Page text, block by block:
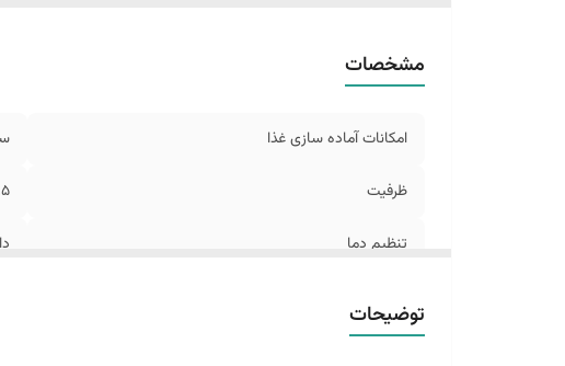
مشخصات
امکانات آماده سازی غذا
ظرفیت
تنظیم دما
توضیحات